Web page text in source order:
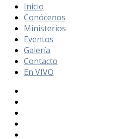
Inicio
Conócenos
Ministerios
Eventos
Galería
Contacto
En VIVO